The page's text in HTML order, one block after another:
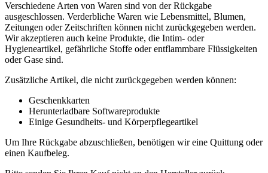
Verschiedene Arten von Waren sind von der Rückgabe
ausgeschlossen. Verderbliche Waren wie Lebensmittel, Blumen,
Zeitungen oder Zeitschriften können nicht zurückgegeben werden.
Wir akzeptieren auch keine Produkte, die Intim- oder
Hygieneartikel, gefährliche Stoffe oder entflammbare Flüssigkeiten
oder Gase sind.
Zusätzliche Artikel, die nicht zurückgegeben werden können:
Geschenkkarten
Herunterladbare Softwareprodukte
Einige Gesundheits- und Körperpflegeartikel
Um Ihre Rückgabe abzuschließen, benötigen wir eine Quittung oder
einen Kaufbeleg.